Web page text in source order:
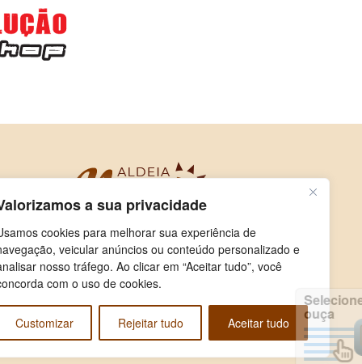
a sua privacidade
cookies para melhorar sua experiência de
veicular anúncios ou conteúdo personalizado e
nosso tráfego. Ao clicar em “Aceitar tudo”, você
com o uso de cookies.
Customizar Rejeitar tudo Aceitar tudo
Selecione e